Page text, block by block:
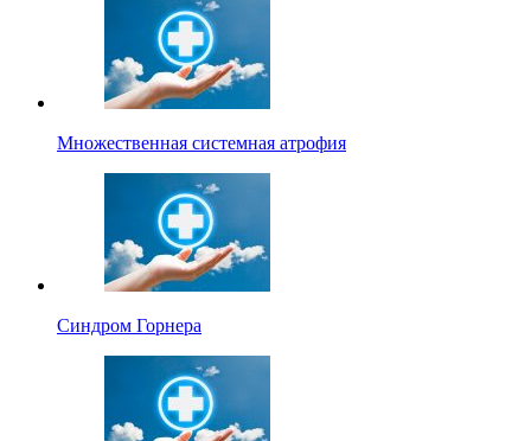
Множественная системная атрофия
Синдром Горнера